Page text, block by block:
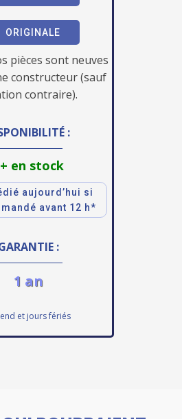
ORIGINALE
pièces sont neuves
constructeur (sauf
contraire).
:
en stock
aujourd’hui si
avant 12 h*
:
1 an
et jours fériés